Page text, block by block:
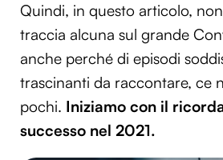
Quindi, in questo articolo,
traccia alcuna sul grande
anche perché di episodi
trascinanti da raccontare, ce
pochi. Iniziamo con il
successo nel 2021.